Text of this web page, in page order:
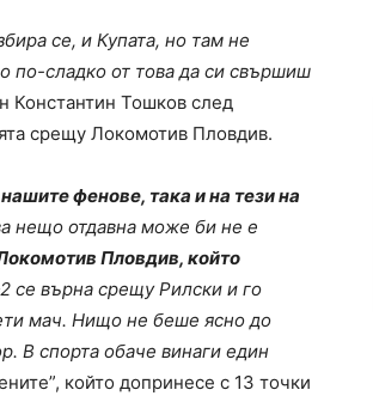
се, и Купата, но там не
по-сладко от това да си свършиш
Константин Тошков след
срещу Локомотив Пловдив.
фенове, така и на тези на
нещо отдавна може би не е
Пловдив, който
се върна срещу Рилски и го
мач. Нищо не беше ясно до
В спорта обаче винаги един
който допринесе с 13 точки